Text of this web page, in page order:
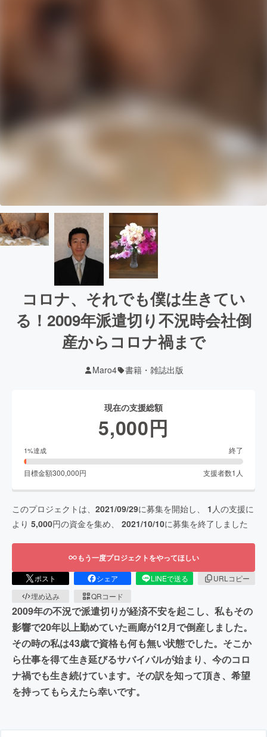
コロナ、それでも僕は生きてい
る！2009年派遣切り不況時会社倒
産からコロナ禍まで
Maro4 書籍・雑誌出版
現在の支援総額
5,000円
1%達成 終了
目標金額300,000円 支援者数1 人
このプロジェクトは、 2021/09/29に募集を開始し、 1 人の支援に
より 5,000円の資金を集め、 2021/10/10に募集を終了しました
もう一度プロジェクトをやってほしい
ポスト シェア LINEで送る
URLコピー
埋め込み
QRコード
2009年の不況で派遣切りが経済不安を起こし、私もその
影響で20年以上勤めていた画廊が12月で倒産しました。
その時の私は43歳で資格も何も無い状態でした。そこか
ら仕事を得て生き延びるサバイバルが始まり、今のコロ
ナ禍でも生き続けています。その訳を知って頂き、希望
を持ってもらえたら幸いです。